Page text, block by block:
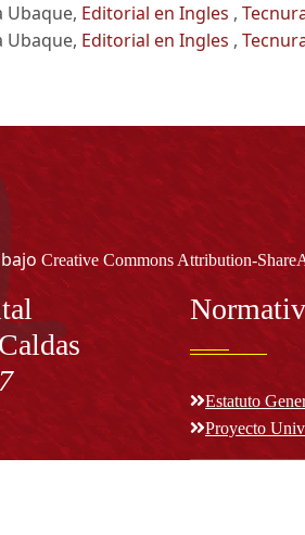
Ubaque, Editorial en Ingles ,
Ubaque, Editorial en Ingles ,
Creative Commons Attribution-
Estatuto
Proyecto